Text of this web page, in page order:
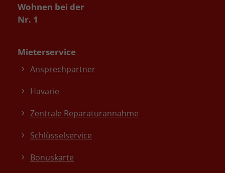
Wohnen bei der
Nr. 1
Mieterservice
Ansprechpartner
Havarie
Zentrale Reparaturannahme
Schlüsselservice
Bonuskarte